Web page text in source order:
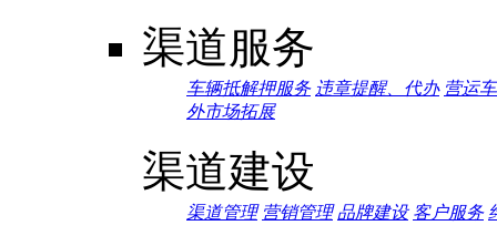
渠道服务
车辆抵解押服务 违章提醒、代办 营运
外市场拓展
渠道建设
渠道管理 营销管理 品牌建设 客户服务